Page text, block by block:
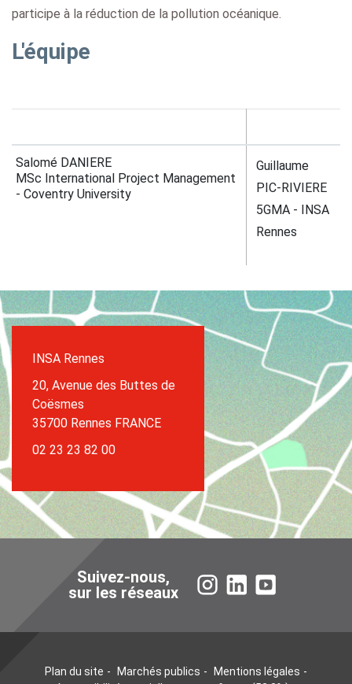
participe à la réduction de la pollution océanique.
L'équipe
Salomé DANIERE
MSc International Project Management
- Coventry University
Guillaume
PIC-RIVIERE
5GMA - INSA
Rennes
INSA Rennes
20, Avenue des Buttes de
Coësmes
35700 Rennes FRANCE
02 23 23 82 00
Suivez-nous,
sur les réseaux
InstagramLinkedIn
Plan du site Marchés publics
Mentions légales